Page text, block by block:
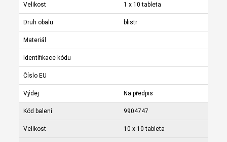
Velikost 1 x 10 tableta
Druh obalu blistr
Materiál
Identifikace kódu
Číslo EU
Výdej Na předpis
Kód balení 9904747
Velikost 10 x 10 tableta